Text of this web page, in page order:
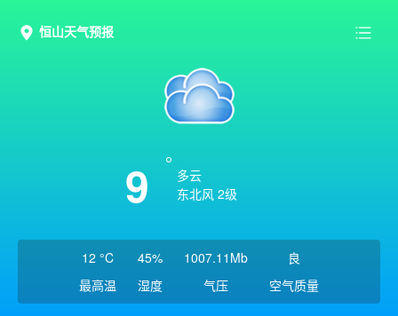
恒山天气预报
9
多云
东北风 2级
12 °C
最高温
45%
湿度
1007.11Mb
气压
良
空气质量